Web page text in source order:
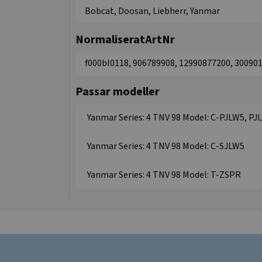
Bobcat, Doosan, Liebherr, Yanmar
NormaliseratArtNr
f000bl0118, 906789908, 12990877200,
Passar modeller
Yanmar Series: 4 TNV 98 Model: C-PJLW5,
Yanmar Series: 4 TNV 98 Model: C-SJLW5
Yanmar Series: 4 TNV 98 Model: T-ZSPR